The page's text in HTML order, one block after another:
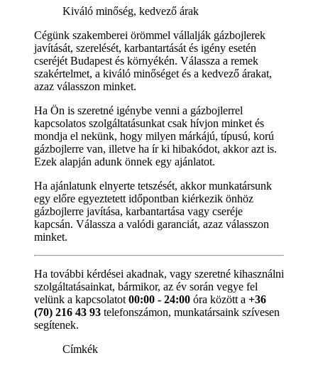
Kiváló minőség, kedvező árak
Cégünk szakemberei örömmel vállalják gázbojlerek
javítását, szerelését, karbantartását és igény esetén
cseréjét Budapest és környékén. Válassza a remek
szakértelmet, a kiváló minőséget és a kedvező árakat,
azaz válasszon minket.
Ha Ön is szeretné igénybe venni a gázbojlerrel
kapcsolatos szolgáltatásunkat csak hívjon minket és
mondja el nekünk, hogy milyen márkájú, típusú, korú
gázbojlerre van, illetve ha ír ki hibakódot, akkor azt is.
Ezek alapján adunk önnek egy ajánlatot.
Ha ajánlatunk elnyerte tetszését, akkor munkatársunk
egy előre egyeztetett időpontban kiérkezik önhöz
gázbojlerre javítása, karbantartása vagy cseréje
kapcsán. Válassza a valódi garanciát, azaz válasszon
minket.
Ha további kérdései akadnak, vagy szeretné kihasználni
szolgáltatásainkat, bármikor, az év során vegye fel
velünk a kapcsolatot 00:00 - 24:00 óra között a +36
(70) 216 43 93 telefonszámon, munkatársaink szívesen
segítenek.
Címkék